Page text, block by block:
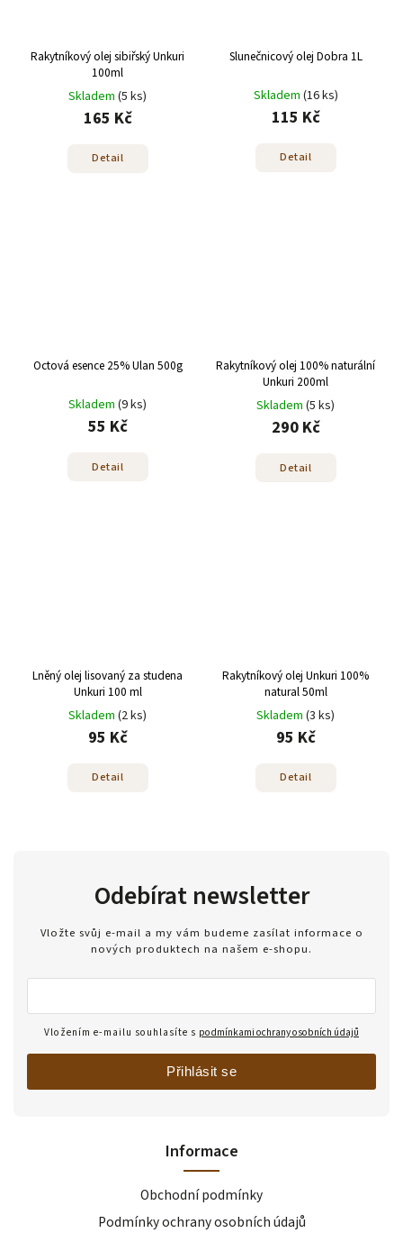
Rakytníkový olej sibiřský Unkuri
100ml
Skladem (5 ks)
165 Kč
Detail
Slunečnicový olej Dobra 1L
Skladem (16 ks)
115 Kč
Detail
Octová esence 25% Ulan 500g
Skladem (9 ks)
55 Kč
Detail
Rakytníkový olej 100% naturální
Unkuri 200ml
Skladem (5 ks)
290 Kč
Detail
Lněný olej lisovaný za studena
Unkuri 100 ml
Skladem (2 ks)
95 Kč
Detail
Rakytníkový olej Unkuri 100%
natural 50ml
Skladem (3 ks)
95 Kč
Detail
Informace
Obchodní podmínky
Podmínky ochrany osobních údajů
Odebírat newsletter
Vložte svůj e-mail a my vám budeme zasílat informace o
nových produktech na našem e-shopu.
Vložením e-mailu souhlasíte s podmínkami ochrany osobních údajů
Přihlásit se